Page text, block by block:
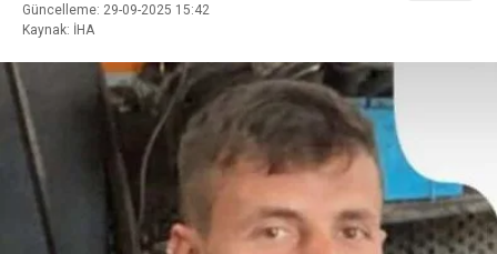
Güncelleme: 29-09-2025 15:42
Kaynak: İHA